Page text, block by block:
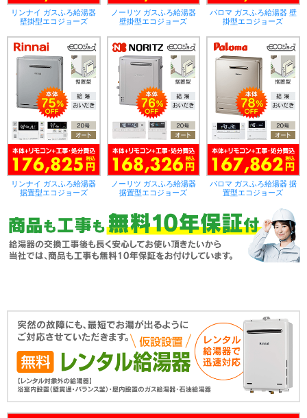
リンナイ ガスふろ給湯器
壁掛型エコジョーズ
ノーリツ ガスふろ給湯器
壁掛型エコジョーズ
パロマ ガスふろ給湯器 壁
掛型エコジョーズ
リンナイ ガスふろ給湯器
据置型エコジョーズ
ノーリツ ガスふろ給湯器
据置型エコジョーズ
パロマ ガスふろ給湯器 据
置型エコジョーズ